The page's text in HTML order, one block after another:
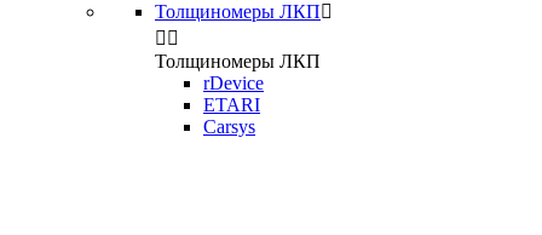
Толщиномеры ЛКП
 
Толщиномеры ЛКП
rDevice
ETARI
Carsys